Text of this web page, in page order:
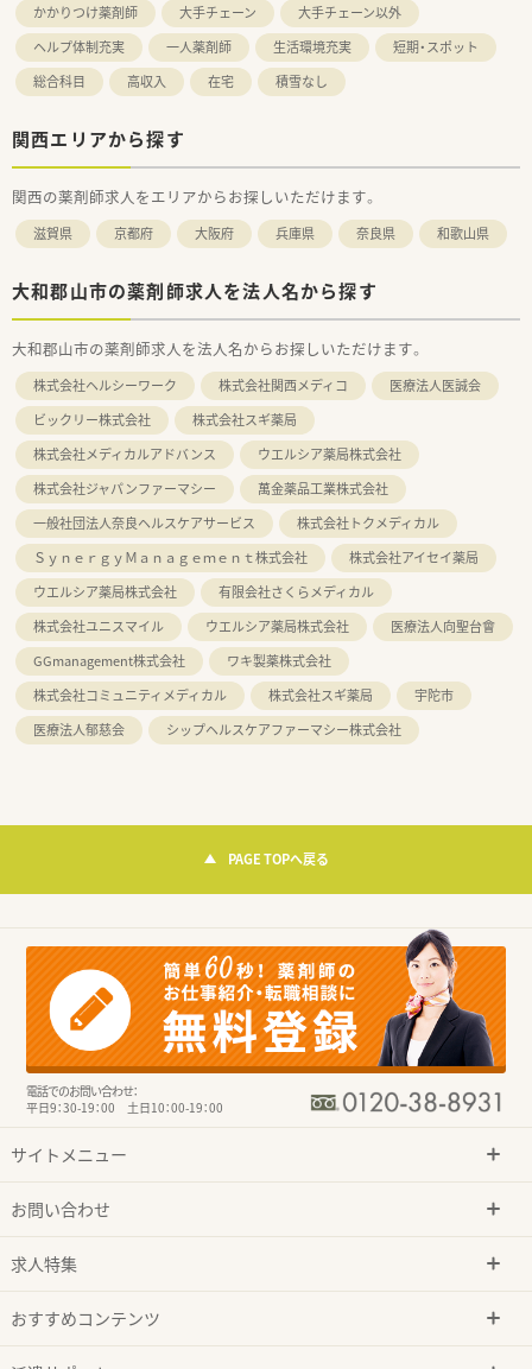
かかりつけ薬剤師
大手チェーン
大手チェーン以外
ヘルプ体制充実
一人薬剤師 生活環境充実
短期・スポット
総合科目
高収入 在宅 積雪なし
関西エリアから探す
関西の薬剤師求人をエリアからお探しいただけます。
滋賀県 京都府 大阪府 兵庫県 奈良県 和歌山県
大和郡山市の薬剤師求人を法人名から探す
大和郡山市の薬剤師求人を法人名からお探しいただけます。
株式会社ヘルシーワーク 株式会社関西メディコ
医療法人医誠会
ビックリー株式会社
株式会社スギ薬局
株式会社メディカルアドバンス
ウエルシア薬局株式会社
株式会社ジャパンファーマシー
萬金薬品工業株式会社
一般社団法人奈良ヘルスケアサービス
株式会社トクメディカル
ＳｙｎｅｒｇｙＭａｎａｇｅｍｅｎｔ株式会社
株式会社アイセイ薬局
ウエルシア薬局株式会社
有限会社さくらメディカル
株式会社ユニスマイル
ウエルシア薬局株式会社
医療法人向聖台會
GGmanagement株式会社
ワキ製薬株式会社
株式会社コミュニティメディカル
株式会社スギ薬局
宇陀市
医療法人郁慈会
シップヘルスケアファーマシー株式会社
PAGE TOPへ戻る
電話でのお問い合わせ：
平日9：30-19：00 土日10：00-19：00
サイトメニュー
お問い合わせ
求人特集
おすすめコンテンツ